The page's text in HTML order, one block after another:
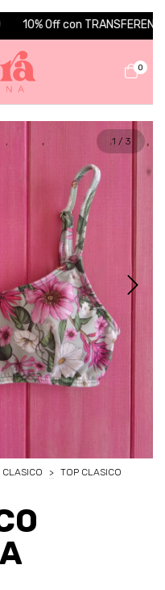
10% Off con TRANSFERENCIA
0
1 / 3
CLASICO > TOP CLASICO